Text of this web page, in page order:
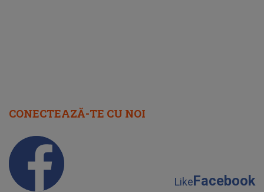
CONECTEAZĂ-TE CU NOI
LikeFacebook